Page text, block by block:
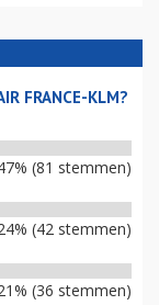
FRANCE-KLM?
(81 stemmen)
(42 stemmen)
(36 stemmen)